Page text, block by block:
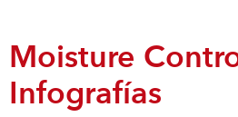
Moisture
Infografías